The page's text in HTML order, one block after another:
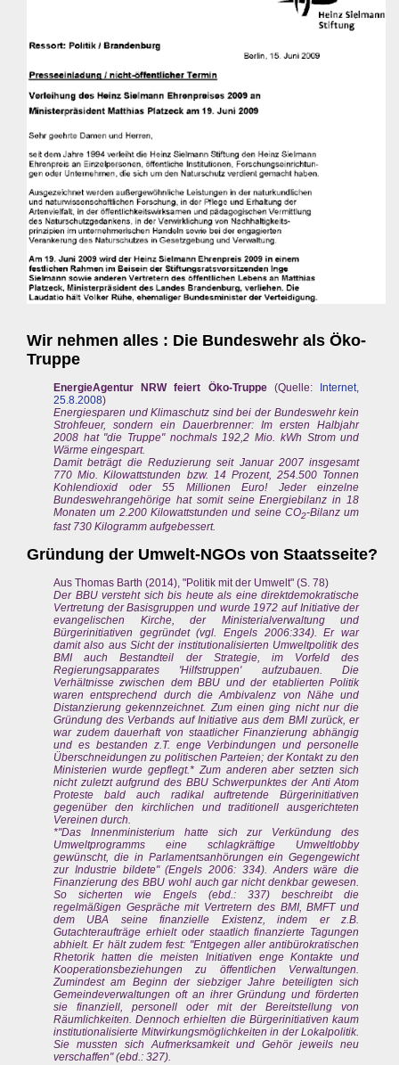
Wir nehmen alles : Die Bundeswehr als Öko-
Truppe
EnergieAgentur NRW feiert Öko-Truppe(Quelle:
Internet,
25.8.2008)
Energiesparen und Klimaschutz sind bei der Bundeswehr kein
Strohfeuer, sondern ein Dauerbrenner: Im ersten Halbjahr
2008 hat "die Truppe" nochmals 192,2 Mio. kWh Strom und
Wärme eingespart.
Damit beträgt die Reduzierung seit Januar 2007 insgesamt
770 Mio. Kilowattstunden bzw. 14 Prozent, 254.500 Tonnen
Kohlendioxid oder 55 Millionen Euro! Jeder einzelne
Bundeswehrangehörige hat somit seine Energiebilanz in 18
Monaten um 2.200 Kilowattstunden und seine CO2-Bilanz um
fast 730 Kilogramm aufgebessert.
Gründung der Umwelt-NGOs von Staatsseite?
Aus Thomas Barth (2014), "Politik mit der Umwelt" (S. 78)
Der BBU versteht sich bis heute als eine direktdemokratische
Vertretung der Basisgruppen und wurde 1972 auf Initiative der
evangelischen Kirche, der Ministerialverwaltung und
Bürgerinitiativen gegründet (vgl. Engels 2006:334). Er war
damit also aus Sicht der institutionalisierten Umweltpolitik des
BMI auch Bestandteil der Strategie, im Vorfeld des
Regierungsapparates 'Hilfstruppen' aufzubauen. Die
Verhältnisse zwischen dem BBU und der etablierten Politik
waren entsprechend durch die Ambivalenz von Nähe und
Distanzierung gekennzeichnet. Zum einen ging nicht nur die
Gründung des Verbands auf Initiative aus dem BMI zurück, er
war zudem dauerhaft von staatlicher Finanzierung abhängig
und es bestanden z.T. enge Verbindungen und personelle
Überschneidungen zu politischen Parteien; der Kontakt zu den
Ministerien wurde gepflegt.* Zum anderen aber setzten sich
nicht zuletzt aufgrund des BBU Schwerpunktes der Anti Atom
Proteste bald auch radikal auftretende Bürgerinitiativen
gegenüber den kirchlichen und traditionell ausgerichteten
Vereinen durch.
*"Das Innenministerium hatte sich zur Verkündung des
Umweltprogramms eine schlagkräftige Umweltlobby
gewünscht, die in Parlamentsanhörungen ein Gegengewicht
zur Industrie bildete" (Engels 2006: 334). Anders wäre die
Finanzierung des BBU wohl auch gar nicht denkbar gewesen.
So sicherten wie Engels (ebd.: 337) beschreibt die
regelmäßigen Gespräche mit Vertretern des BMI, BMFT und
dem UBA seine finanzielle Existenz, indem er z.B.
Gutachteraufträge erhielt oder staatlich finanzierte Tagungen
abhielt. Er hält zudem fest: "Entgegen aller antibürokratischen
Rhetorik hatten die meisten Initiativen enge Kontakte und
Kooperationsbeziehungen zu öffentlichen Verwaltungen.
Zumindest am Beginn der siebziger Jahre beteiligten sich
Gemeindeverwaltungen oft an ihrer Gründung und förderten
sie finanziell, personell oder mit der Bereitstellung von
Räumlichkeiten. Dennoch erhielten die Bürgerinitiativen kaum
institutionalisierte Mitwirkungsmöglichkeiten in der Lokalpolitik.
Sie mussten sich Aufmerksamkeit und Gehör jeweils neu
verschaffen" (ebd.: 327).